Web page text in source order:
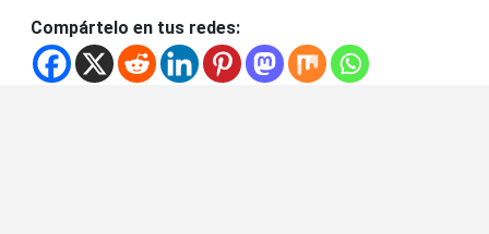
Compártelo en tus redes: